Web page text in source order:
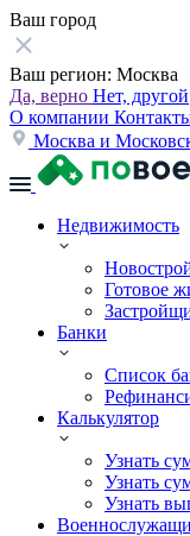
Ваш город
Ваш регион: Москва
Да, верно Нет, другой
О компании
Москва и
Недвижимость
Готовое
Банки
Список
Калькулятор
Узнать
Узнать
Узнать